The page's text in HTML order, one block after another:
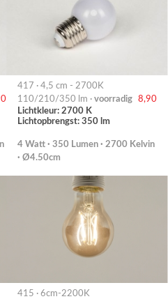
417 · 4,5 cm - 2700K
110/210/350 lm · voorradig
8,90
Lichtkleur: 2700 K
Lichtopbrengst: 350 lm
4 Watt · 350 Lumen · 2700 Kelvin
· Ø4.50cm
415 · 6cm-2200K